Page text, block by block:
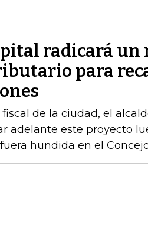
radicará un
para
de la ciudad, el
adelante este proyecto
hundida en el